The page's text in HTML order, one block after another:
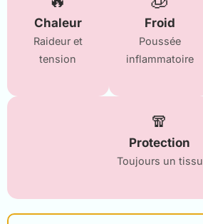
Chaleur
Raideur et
tension
Froid
Poussée
inflammatoire
🧣
Protection
Toujours un tissu